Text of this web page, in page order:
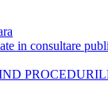
in consultare